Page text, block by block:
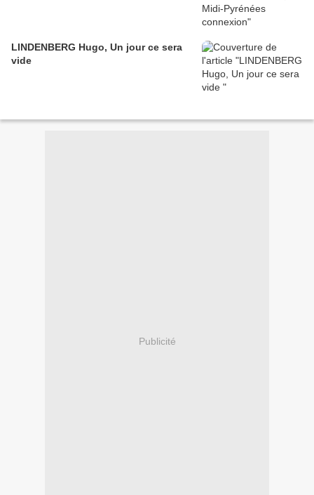
LINDENBERG Hugo, Un jour ce sera
vide
Publicité